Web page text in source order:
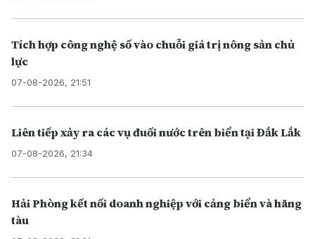
Tích hợp công nghệ số vào chuỗi giá trị nông sản chủ
lực
07-08-2026, 21:51
Liên tiếp xảy ra các vụ đuối nước trên biển tại Đắk Lắk
07-08-2026, 21:34
Hải Phòng kết nối doanh nghiệp với cảng biển và hãng
tàu